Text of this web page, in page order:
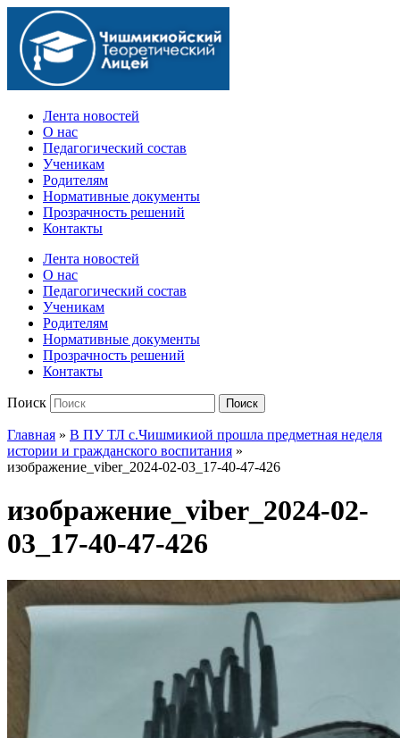
Официальный сайт учебного заведения
Лента новостей
О нас
Педагогический состав
Ученикам
Родителям
Нормативные документы
Прозрачность решений
Контакты
Лента новостей
О нас
Педагогический состав
Ученикам
Родителям
Нормативные документы
Прозрачность решений
Контакты
Поиск Поиск
Главная » В ПУ ТЛ с.Чишмикиой прошла предметная неделя
истории и гражданского воспитания »
изображение_viber_2024-02-03_17-40-47-426
изображение_viber_2024-02-
03_17-40-47-426